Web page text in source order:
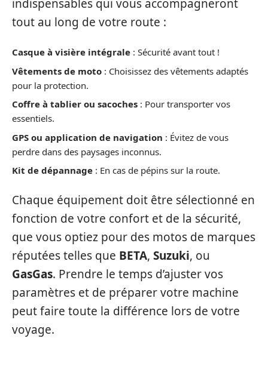
indispensables qui vous accompagneront
tout au long de votre route :
Casque à visière intégrale : Sécurité avant tout !
Vêtements de moto : Choisissez des vêtements adaptés
pour la protection.
Coffre à tablier ou sacoches : Pour transporter vos
essentiels.
GPS ou application de navigation : Évitez de vous
perdre dans des paysages inconnus.
Kit de dépannage : En cas de pépins sur la route.
Chaque équipement doit être sélectionné en
fonction de votre confort et de la sécurité,
que vous optiez pour des motos de marques
réputées telles que BETA, Suzuki, ou
GasGas. Prendre le temps d’ajuster vos
paramètres et de préparer votre machine
peut faire toute la différence lors de votre
voyage.